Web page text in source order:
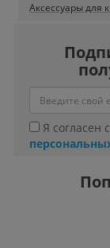
Аксессуары для
Я согласен